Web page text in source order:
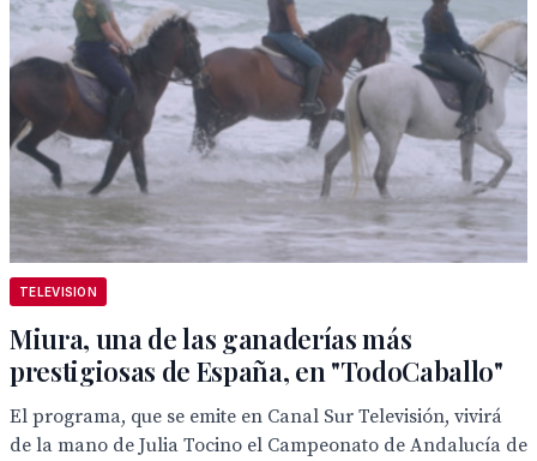
TELEVISION
Miura, una de las ganaderías más
prestigiosas de España, en "TodoCaballo"
El programa, que se emite en Canal Sur Televisión, vivirá
de la mano de Julia Tocino el Campeonato de Andalucía de